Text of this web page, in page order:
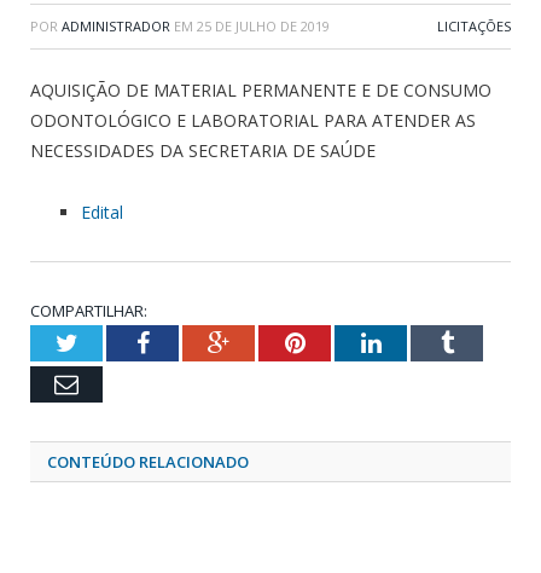
POR ADMINISTRADOR EM 25 DE JULHO DE 2019 LICITAÇÕES
AQUISIÇÃO DE MATERIAL PERMANENTE E DE CONSUMO
ODONTOLÓGICO E LABORATORIAL PARA ATENDER AS
NECESSIDADES DA SECRETARIA DE SAÚDE
Edital
COMPARTILHAR:
TwitterFacebookGoogle+PinterestLinkedInTumblr
Email
CONTEÚDO RELACIONADO